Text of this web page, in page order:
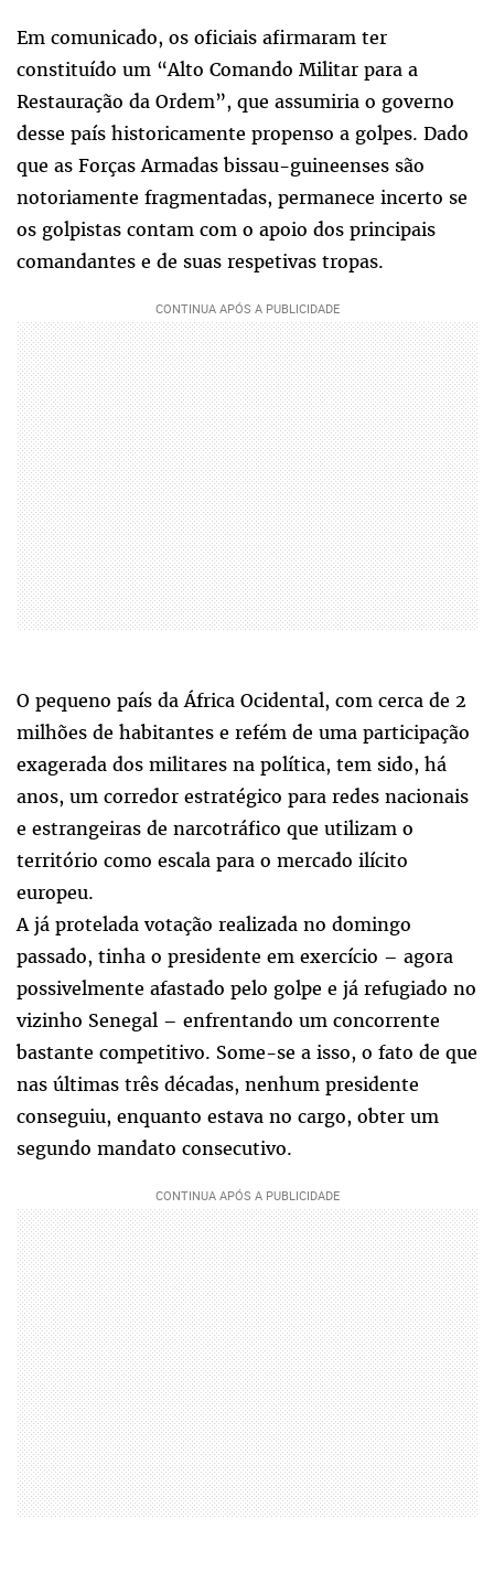
Em comunicado, os oficiais afirmaram ter
constituído um “Alto Comando Militar para a
Restauração da Ordem”, que assumiria o governo
desse país historicamente propenso a golpes. Dado
que as Forças Armadas bissau-guineenses são
notoriamente fragmentadas, permanece incerto se
os golpistas contam com o apoio dos principais
comandantes e de suas respetivas tropas.
O pequeno país da África Ocidental, com cerca de 2
milhões de habitantes e refém de uma participação
exagerada dos militares na política, tem sido, há
anos, um corredor estratégico para redes nacionais
e estrangeiras de narcotráfico que utilizam o
território como escala para o mercado ilícito
europeu.
A já protelada votação realizada no domingo
passado, tinha o presidente em exercício – agora
possivelmente afastado pelo golpe e já refugiado no
vizinho Senegal – enfrentando um concorrente
bastante competitivo. Some-se a isso, o fato de que
nas últimas três décadas, nenhum presidente
conseguiu, enquanto estava no cargo, obter um
segundo mandato consecutivo.